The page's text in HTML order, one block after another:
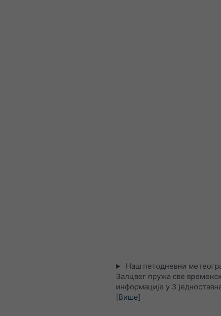
Наш петодневни
Залцвег пружа све
информације у 3
[Више]